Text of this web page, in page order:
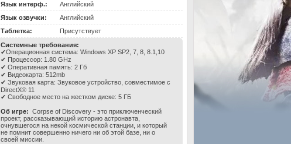
Язык интерф.:
Английский
Язык озвучки:
Английский
Таблетка:
Присутствует
Системные требования:
✔Операционная система: Windows XP SP2, 7, 8, 8.1,10
✔ Процессор: 1.80 GHz
✔ Оперативная память: 2 Гб
✔ Видеокарта: 512mb
✔ Звуковая карта: Звуковое устройство, совместимое с
DirectX® 11
✔ Свободное место на жестком диске: 5 ГБ
Об игре: Corpse of Discovery - это приключенческий
проект, рассказывающий историю астронавта,
очнувшегося на некой космической станции, и который
не помнит совершенно ничего ни об этой базе, ни о
своей миссии.